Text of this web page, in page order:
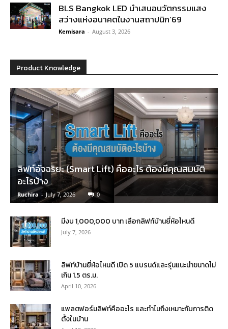
BLS Bangkok LED นำเสนอนวัตกรรมแสง
สว่างแห่งอนาคตในงานสถาปนิก’69
Kemisara - August 3, 2026
Product Knowledge
ลิฟท์อัจฉริยะ (Smart Lift) คืออะไร ต้องมีคุณสมบัติ
อะไรบ้าง
Ruchira - July 7, 2026 0
มีงบ 1,000,000 บาท เลือกลิฟท์บ้านยี่ห้อไหนดี
July 7, 2026
ลิฟท์บ้านยี่ห้อไหนดี เปิด 5 แบรนด์และรุ่นแนะนำขนาดไม่
เกิน 1.5 ตร.ม.
April 10, 2026
แพลตฟอร์มลิฟท์คืออะไร และทำไมถึงเหมาะกับการติด
ตั้งในบ้าน